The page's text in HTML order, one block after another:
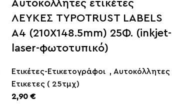
Αυτοκόλλητες ετικέτες
ΛΕΥΚΕΣ TYPOTRUST LABELS
Α4 (210X148.5mm) 25Φ. (inkjet-
laser-φωτοτυπικό)
Ετικέτες-Ετικετογράφοι , Αυτοκόλλητες
Ετικετες ( 25τμχ)
2,90 €